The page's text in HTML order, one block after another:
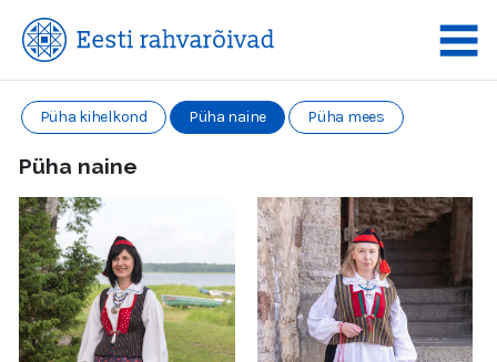
Püha kihelkond Püha naine Püha mees
Püha naine